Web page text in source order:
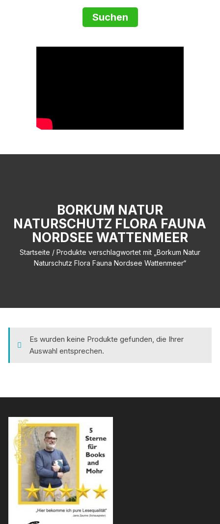
BORKUM NATUR
NATURSCHUTZ FLORA FAUNA
NORDSEE WATTENMEER
Startseite / Produkte verschlagwortet mit „Borkum Natur
Naturschutz Flora Fauna Nordsee Wattenmeer“
Es wurden keine Produkte gefunden, die Ihrer
Auswahl entsprechen.